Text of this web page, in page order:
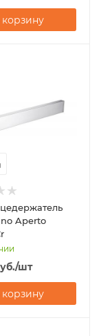
корзину
Aperto
/шт
корзину